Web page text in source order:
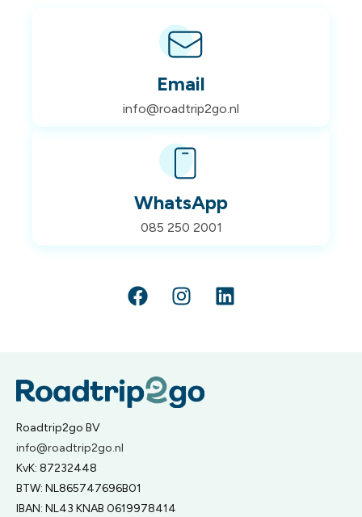
Email
info@roadtrip2go.nl
WhatsApp
085 250 2001
Roadtrip2go BV
info@roadtrip2go.nl
KvK: 87232448
BTW: NL865747696B01
IBAN: NL43 KNAB 0619978414